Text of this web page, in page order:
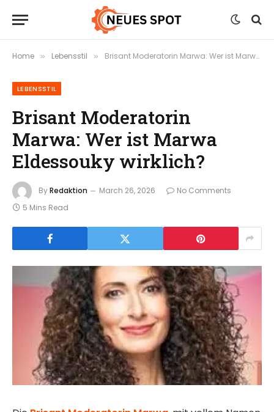
Home » Lebensstil » Brisant Moderatorin Marwa: Wer ist Marwa Eldessouky wirklich?
LEBENSSTIL
Brisant Moderatorin
Marwa: Wer ist Marwa
Eldessouky wirklich?
ByRedaktion March 26, 2026
No Comments
5 Mins Read